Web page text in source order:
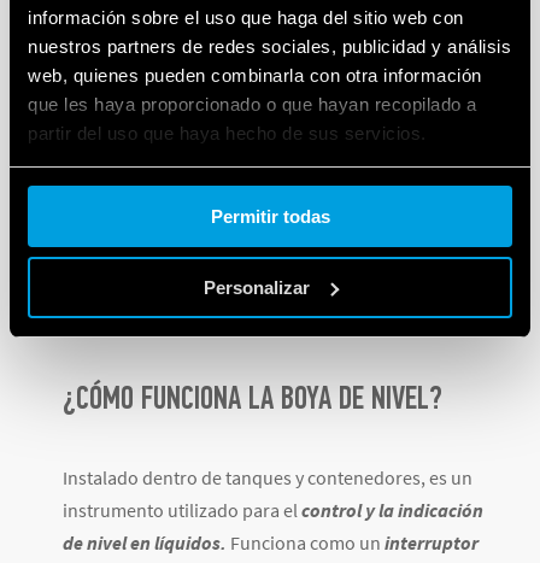
información sobre el uso que haga del sitio web con
nuestros partners de redes sociales, publicidad y análisis
web, quienes pueden combinarla con otra información
que les haya proporcionado o que hayan recopilado a
partir del uso que haya hecho de sus servicios.
Cookie policy.
Permitir todas
Personalizar
Normalmente se utilizan 2 sondas para el control de
un único nivel o 3 sondas para el control de los
niveles “Mínimo” y “Máximo.”
Es posible usar directamente el tanque como
material conductivo. Si se precisa controlar dos
diferentes niveles en el mismo tanque, se deberán
conectar 2 relés.
Sondas y accesorios Serie 72
¿CÓMO FUNCIONA LA BOYA DE NIVEL?
Instalado dentro de tanques y contenedores, es un
instrumento utilizado para el control y la indicación
de nivel en líquidos. Funciona como un interruptor